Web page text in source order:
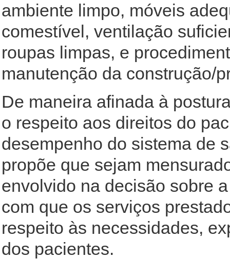
ambiente limpo, móveis
comestível, ventilação
roupas limpas, e
manutenção da construção/
De maneira afinada à
o respeito aos direitos do
desempenho do sistema de
propõe que sejam
envolvido na decisão sobre
com que os serviços
respeito às necessidades,
dos pacientes.